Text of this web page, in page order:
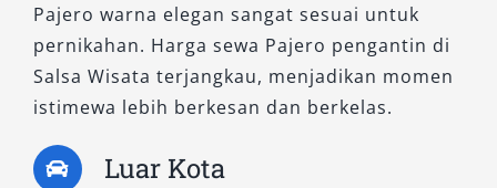
tersendiri, baik untuk off-road, keluarga, atau
urusan bisnis.
Salsa Wisata siap membantu Anda memilih tipe
terbaik dengan
kompetitif dan layanan profesional. Jadi, jika
Pajero warna elegan sangat sesuai untuk
pernikahan. Harga sewa Pajero pengantin di
Salsa Wisata terjangkau, menjadikan momen
istimewa lebih berkesan dan berkelas.
Luar Kota